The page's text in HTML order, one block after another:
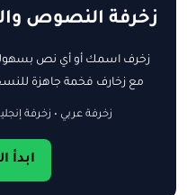
زخرفة النصوص
زخرف اسمك أو أي نص بسهولة
مع زخارف فخمة جاهزة
زخرفة عربي • زخرفة
ابدأ